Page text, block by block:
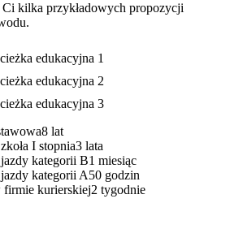
kilka przykładowych propozycji
edukacyjna 1
edukacyjna 2
edukacyjna 3
8 lat
I stopnia3 lata
kategorii B1 miesiąc
kategorii A50 godzin
firmie kurierskiej2 tygodnie